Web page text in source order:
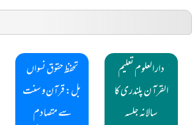
دارالعلوم تعلیم
القرآ ن پلندری کا
سالانہ جلسہ
تحفظ حقوق نسواں
بل: قرآن و سنت
سے متصادم